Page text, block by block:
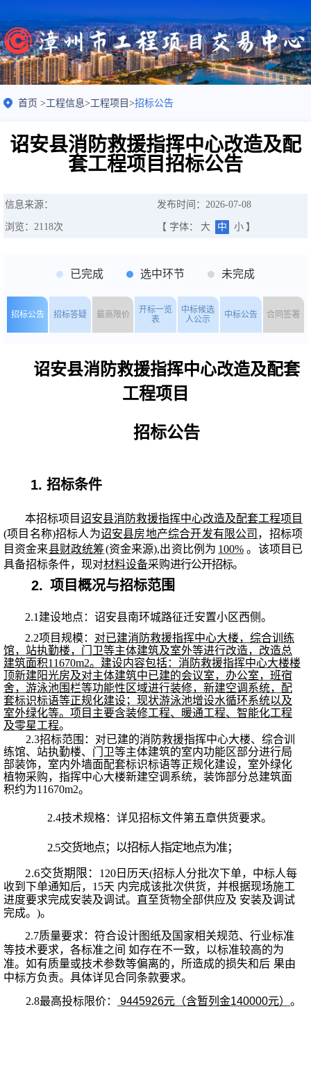
首页 >工程信息>工程项目 >招标公告
诏安县消防救援指挥中心改造及配
套工程项目招标公告
信息来源： 发布时间：2026-07-08
浏览： 2118次 【 字体： 大 中 小 】
已完成 选中环节 未完成
招标公告 招标答疑 最高限价
开标一览
表
中标候选
人公示
中标公告 合同签署
诏安县消防救援指挥中心改造及配套
工程项目
招标公告
1. 招标条件
本招标项目诏安县消防救援指挥中心改造及配套工程项目
(项目名称)招标人 为诏安县房地产综合开发有限公司 ，招标项
目资金来县财政统筹(资金来源),出资比例为 100% 。该项目已
具备招标条件，现对材料设备采购进行公开招标。
2. 项目概况与招标范围
2.1建设地点： 诏安县南环城路征迁安置小区西侧。
2.2项目规模： 对已建消防救援指挥中心大楼，综合训练
馆，站执勤楼，门卫等主体建筑及室外等进行改造，改造总
建筑面积11670m2。建设内容包括：消防救援指挥中心大楼楼
顶新建阳光房及对主体建筑中已建的会议室，办公室，班宿
舍，游泳池围栏等功能性区域进行装修，新建空调系统，配
套标识标语等正规化建设；现状游泳池增设水循环系统以及
室外绿化等。项目主要含装修工程、暖通工程、智能化工程
及零星工程。
2.3招标范围： 对已建的消防救援指挥中心大楼、综合训
练馆、站执勤楼、门卫等主体建筑的室内功能区部分进行局
部装饰，室内外墙面配套标识标语等正规化建设，室外绿化
植物采购，指挥中心大楼新建空调系统，装饰部分总建筑面
积约为11670m2。
2.4技术规格：详见招标文件第五章供货要求。
2.5交货地点；以招标人指定地点为准；
2.6交货期限： 1 20 日历天(招标人分批次下单，中标人每
收到下单通知后，15天 内完成该批次供货，并根据现场施工
进度要求完成安装及调试。直至货物全部供应及 安装及调试
完成。)。
2.7质量要求：符合设计图纸及国家相关规范、行业标准
等技术要求，各标准之间 如存在不一致，以标准较高的为
准。如有质量或技术参数等偏离的，所造成的损失和后 果由
中标方负责。具体详见合同条款要求。
2.8最高投标限价： 9445926元（含暂列金140000元） 。